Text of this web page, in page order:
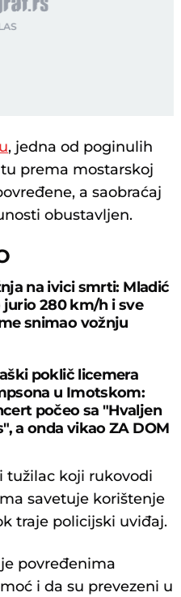
, jedna od poginulih
prema mostarskoj
a saobraćaj
obustavljen.
na ivici smrti: Mladić
jurio 280 km/h i sve
snimao vožnju
poklič licemera
u Imotskom:
počeo sa "Hvaljen
a onda vikao ZA DOM
tužilac koji rukovodi
savetuje korištenje
traje policijski uviđaj.
povređenima
i da su prevezeni u